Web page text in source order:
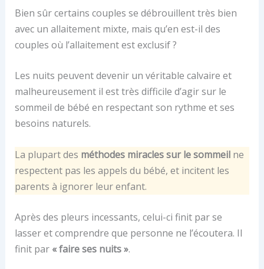
Bien sûr certains couples se débrouillent très bien
avec un allaitement mixte, mais qu’en est-il des
couples où l’allaitement est exclusif ?
Les nuits peuvent devenir un véritable calvaire et
malheureusement il est très difficile d’agir sur le
sommeil de bébé en respectant son rythme et ses
besoins naturels.
La plupart des méthodes miracles sur le sommeilne
respectent pas les appels du bébé, et incitent les
parents à ignorer leur enfant.
Après des pleurs incessants, celui-ci finit par se
lasser et comprendre que personne ne l’écoutera. Il
finit par « faire ses nuits ».